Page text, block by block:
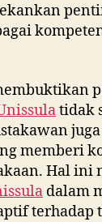
tidak
memberi
Hal ini
dalam
terhadap